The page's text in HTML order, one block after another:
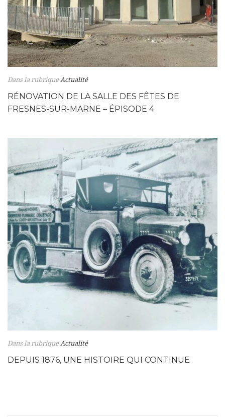
Dans la rubriqueActualité
RÉNOVATION DE LA SALLE DES FÊTES DE
FRESNES-SUR-MARNE – ÉPISODE 4
Dans la rubrique Actualité
DEPUIS 1876, UNE HISTOIRE QUI CONTINUE